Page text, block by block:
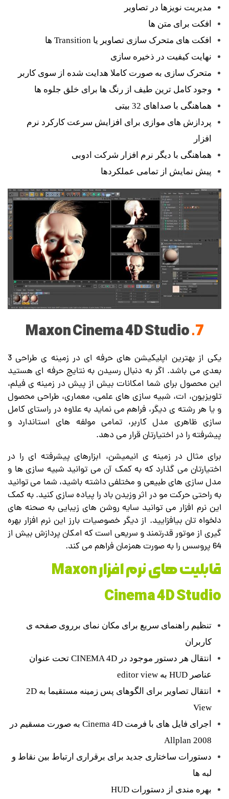
مدیریت نویزها در تصاویر
افکت برای متن ها
افکت های متحرک سازی تصاویر یا Transition ها
نهایت کیفیت در ذخیره سازی
متحرک سازی به صورت کاملا هدایت شده از سوی کاربر
وجود کامل ترین طیف از رنگ ها برای خلق جلوه ها
هماهنگی با صداهای 32 بیتی
پردازش های موازی برای افزایش سرعت کارکرد نرم
افزار
هماهنگی با دیگر نرم افزار شرکت ادوبی
پیش نمایش از تمامی عملکردها
7.
یکی از بهترین اپلیکیشن های حرفه ای در زمینه ی طراحی 3
بعدی می باشد. اگر به دنبال رسیدن به نتایج حرفه ای هستید
این محصول برای شما امکانات بیش از پیش در زمینه ی فیلم،
تلویزیون، ات، شبیه سازی های علمی، معماری، طراحی محصول
و یا هر رشته ی دیگر، فراهم می نماید به علاوه در راستای کامل
سازی ظاهری مدل کاربر، تمامی مولفه های استاندارد و
پیشرفته را در اختیارتان قرار می دهد.
برای مثال در زمینه ی انیمیشن، ابزارهای پیشرفته ای را در
اختیارتان می گذارد که به کمک آن می توانید شبیه سازی ها و
مدل سازی های طبیعی و مختلفی داشته باشید، شما می توانید
به راحتی حرکت مو در اثر وزیدن باد را پیاده سازی کنید. به کمک
این نرم افزار می توانید سایه روشن های زیبایی به صحنه های
دلخواه تان بیافزایید. از دیگر خصوصیات بارز این نرم افزار بهره
گیری از موتور قدرتمند و سریعی است که امکان پردازش بیش از
64 پروسس را به صورت همزمان فراهم می کند.
قابلیت های نرم افزار Maxon
Cinema 4D Studio
تنظیم راهنمای سریع برای مکان نمای برروی صفحه ی
کاربران
انتقال هر دستور موجود در CINEMA 4D تحت عنوان
عناصر HUD به editor view
انتقال تصاویر برای الگوهای پس زمینه مستقیما به 2D
View
اجرای فایل های با فرمت Cinema 4D به صورت مسقیم در
Allplan 2008
دستورات ساختاری جدید برای برقراری ارتباط بین نقاط و
لبه ها
بهره مندی از دستورات HUD